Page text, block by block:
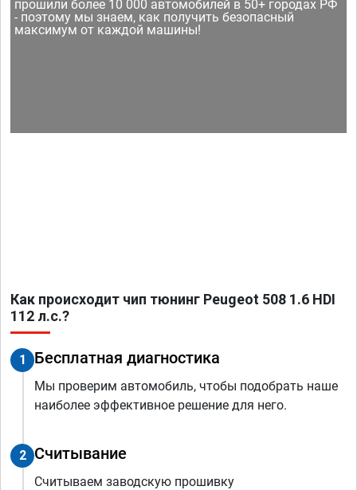
прошили более 10 000 автомобилей в 50+ городах РФ
- поэтому мы знаем, как получить безопасный
максимум от каждой машины!
Как происходит чип тюнинг Peugeot 508 1.6 HDI
112 л.с.?
1 Бесплатная диагностика
Мы проверим автомобиль, чтобы подобрать наше
наиболее эффективное решение для него.
2 Считывание
Считываем заводскую прошивку